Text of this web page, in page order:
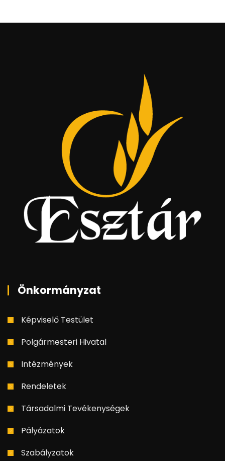
Önkormányzat
Képviselő Testület
Polgármesteri Hivatal
Intézmények
Rendeletek
Társadalmi Tevékenységek
Pályázatok
Szabályzatok